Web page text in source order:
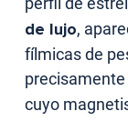
de lujo,
fílmicas de
cuyo